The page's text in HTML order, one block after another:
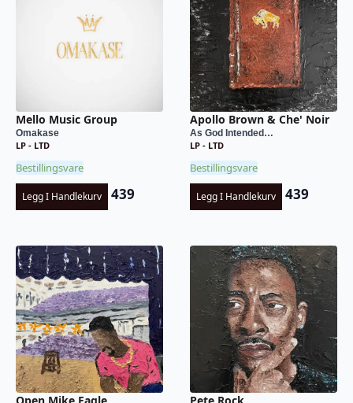
Mello Music Group
Omakase
LP - LTD
Bestillingsvare
Legg I Handlekurv 439
Apollo Brown & Che' Noir
As God Intended…
LP - LTD
Bestillingsvare
Legg I Handlekurv 439